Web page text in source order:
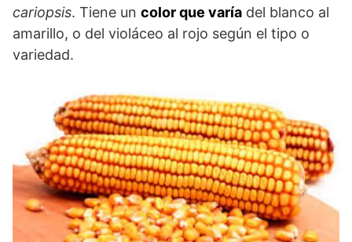
cariopsis. Tiene un color que varía del blanco al
amarillo, o del violáceo al rojo según el tipo o
variedad.